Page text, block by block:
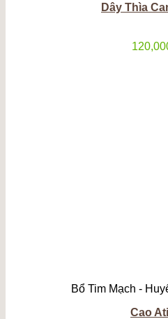
Dây Thìa
Bổ Tim Mạch -
Cao